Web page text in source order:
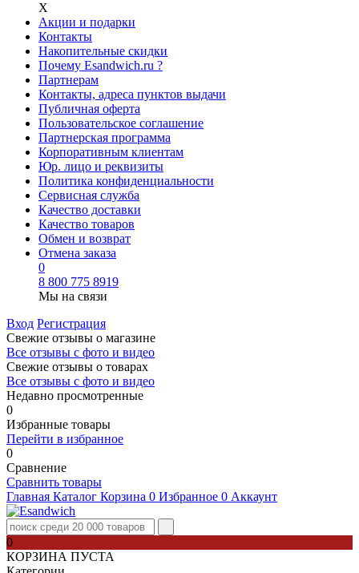
Х
Акции и подарки
Контакты
Накопительные скидки
Почему Esandwich.ru ?
Партнерам
Контакты, адреса пунктов выдачи
Публичная оферта
Пользовательское соглашение
Партнерская программа
Корпоративным клиентам
Юр. лицо и реквизиты
Политика конфиденциальности
Сервисная служба
Качество доставки
Качество товаров
Обмен и возврат
Отмена заказа
0
8 800 775 8919
Мы на связи
Вход Регистрация
Свежие отзывы о магазине
Все отзывы с фото и видео
Свежие отзывы о товарах
Все отзывы c фото и видео
Недавно просмотренные
0
Избранные товары
Перейти в избранное
0
Сравнение
Сравнить товары
Главная Каталог Корзина 0 Избранное 0 Аккаунт
0
КОРЗИНА ПУСТА